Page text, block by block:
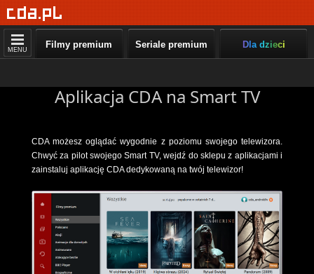
MENU Filmy premium Seriale premium Dla dzieci
Aplikacja CDA na Smart TV
CDA możesz oglądać wygodnie z poziomu swojego telewizora.
Chwyć za pilot swojego Smart TV, wejdź do sklepu z aplikacjami i
zainstaluj aplikację CDA dedykowaną na twój telewizor!